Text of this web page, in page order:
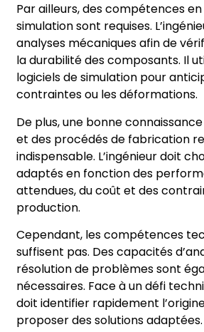
Par ailleurs, des compétences
simulation sont requises.
analyses mécaniques afin de
la durabilité des composants. Il
logiciels de simulation pour
contraintes ou les déformations.
De plus, une bonne
et des procédés de fabrication
indispensable. L’ingénieur doit
adaptés en fonction des
attendues, du coût et des
production.
Cependant, les compétences
suffisent pas. Des capacités
résolution de problèmes sont
nécessaires. Face à un défi
doit identifier rapidement
proposer des solutions adaptées.